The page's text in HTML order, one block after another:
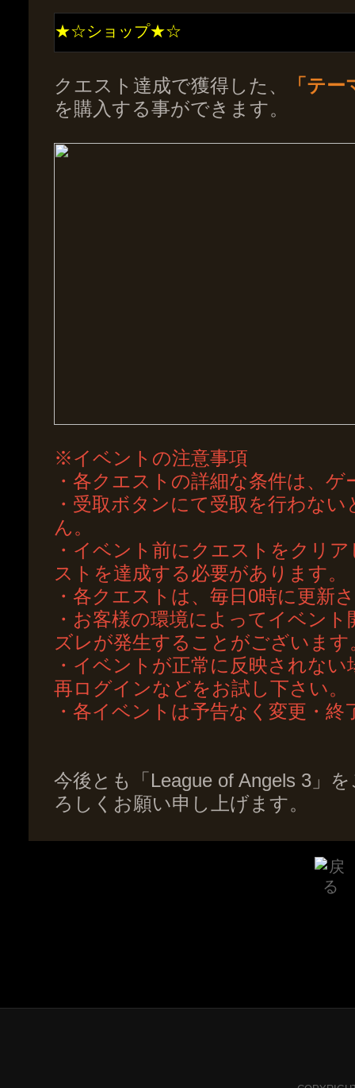
★☆ショップ★☆
クエスト達成で獲得した、
「テ
を購入する事ができます。
※イベントの注意事項
・各クエストの詳細な条件は、
・受取ボタンにて受取を行わな
ん。
・イベント前にクエストをクリ
ストを達成する必要があります。
・各クエストは、毎日0時に更新
・お客様の環境によってイベン
ズレが発生することがございます
・イベントが正常に反映されな
再ログインなどをお試し下さい。
・各イベントは予告なく変更・
今後とも「League of Angels 3」
ろしくお願い申し上げます。